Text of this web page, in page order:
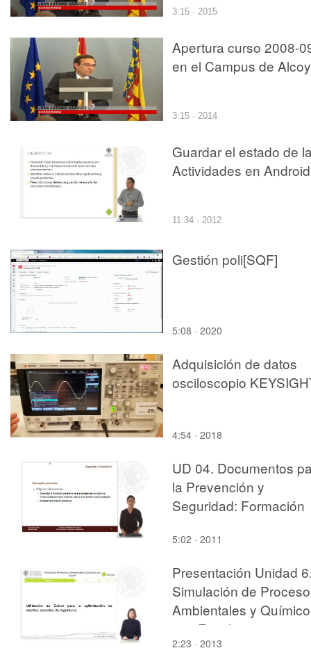
3:15 · 2015
Apertura curso 2008-
en el Campus de Alcoy
3:15 · 2014
Guardar el estado de
Actividades en Android
11:34 · 2012
Gestión poli[SQF]
5:08 · 2020
Adquisición de datos
osciloscopio
4:54 · 2018
UD 04. Documentos
la Prevención y
Seguridad: Formación
5:02 · 2011
Presentación Unidad
Simulación de
Ambientales y
con Excel¿
2:23 · 2013